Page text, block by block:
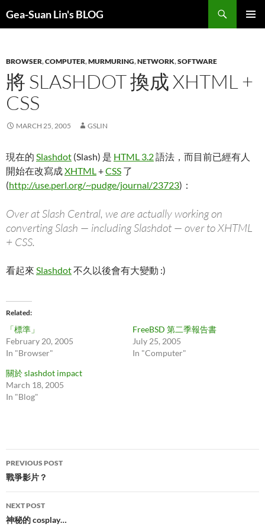
Gea-Suan Lin's BLOG
BROWSER,COMPUTER,MURMURING,NETWORK,SOFTWARE
將 SLASHDOT 換成 XHTML +
CSS
MARCH 25, 2005 GSLIN
現在的 Slashdot (Slash) 是 HTML 3.2語法，而目前已經有人
開始在改寫成XHTML+CSS 了
(http://use.perl.org/~pudge/journal/23723)：
Over at Slash Central, we are actually working on
converting Slash — including Slashdot — over to XHTML
+ CSS.
看起來 Slashdot不久以後會有大變動 :)
Related
「標準」
February 20, 2005
In "Browser"
FreeBSD 第二季報告書
July 25, 2005
In "Computer"
關於 slashdot impact
March 18, 2005
In "Blog"
Post
navigation
PREVIOUS POST
戰爭影片？
NEXT POST
神秘的 cosplay…